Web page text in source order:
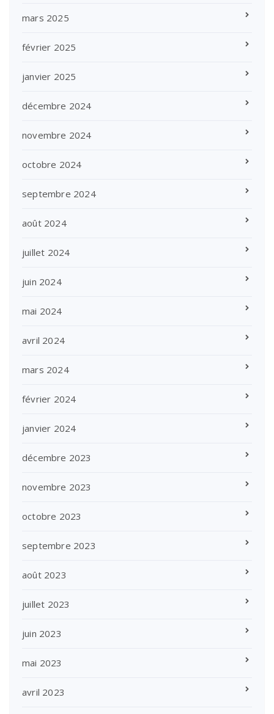
mars 2025
février 2025
janvier 2025
décembre 2024
novembre 2024
octobre 2024
septembre 2024
août 2024
juillet 2024
juin 2024
mai 2024
avril 2024
mars 2024
février 2024
janvier 2024
décembre 2023
novembre 2023
octobre 2023
septembre 2023
août 2023
juillet 2023
juin 2023
mai 2023
avril 2023